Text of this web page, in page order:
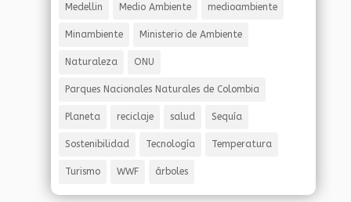
Medellin Medio Ambiente medioambiente
Minambiente Ministerio de Ambiente
Naturaleza ONU
Parques Nacionales Naturales de Colombia
Planeta reciclaje salud Sequía
Sostenibilidad Tecnología Temperatura
Turismo WWF árboles